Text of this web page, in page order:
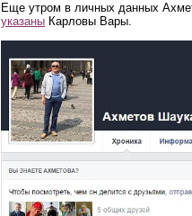
Еще утром в личных данных
указаны Карловы Вары.
2.jpg